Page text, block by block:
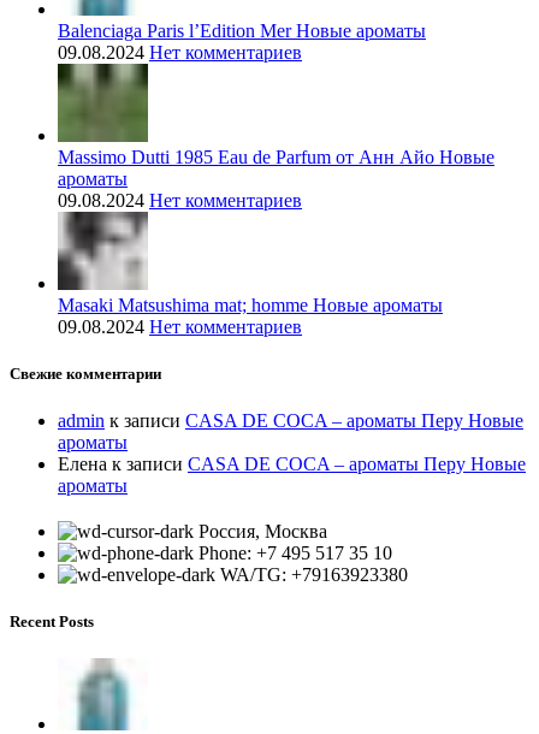
Balenciaga Paris l’Edition Mer Новые ароматы
09.08.2024 Нет комментариев
Massimo Dutti 1985 Eau de Parfum от Анн Айо Новые
ароматы
09.08.2024 Нет комментариев
Masaki Matsushima mat; homme Новые ароматы
09.08.2024 Нет комментариев
Свежие комментарии
admin к записи CASA DE COCA – ароматы Перу Новые
ароматы
Елена к записи CASA DE COCA – ароматы Перу Новые
ароматы
Россия, Москва
Phone: +7 495 517 35 10
WA/TG: +79163923380
Recent Posts